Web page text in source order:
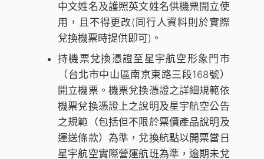
中文姓名及護照英文姓名供機票開立使
用，且不得更改(同行人資料則於實際
兌換機票時提供即可)。
持機票兌換憑證至星宇航空形象門市
（台北市中山區南京東路三段168號）
開立機票。機票兌換憑證之詳細規範依
機票兌換憑證上之說明及星宇航空公告
之規範（包括但不限於票價產品說明及
運送條款）為準，兌換航點以開票當日
星宇航空實際營運航班為準，逾期未兌